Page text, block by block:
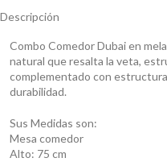
Descripción
Combo Comedor Dubai en
natural que resalta la veta,
complementado con
durabilidad.
Sus Medidas son:
Mesa comedor
Alto: 75 cm